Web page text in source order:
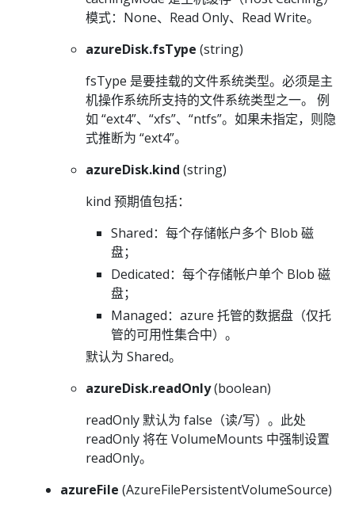
模式：None、Read Only、Read Write。
azureDisk.fsType (string)
fsType 是要挂载的文件系统类型。必须是主
机操作系统所支持的文件系统类型之一。 例
如 “ext4”、“xfs”、“ntfs”。如果未指定，则隐
式推断为 “ext4”。
azureDisk.kind (string)
kind 预期值包括：
Shared：每个存储帐户多个 Blob 磁
盘；
Dedicated：每个存储帐户单个 Blob 磁
盘；
Managed：azure 托管的数据盘（仅托
管的可用性集合中）。
默认为 Shared。
azureDisk.readOnly(boolean)
readOnly 默认为 false（读/写）。此处
readOnly 将在 VolumeMounts 中强制设置
readOnly。
azureFile (AzureFilePersistentVolumeSource)